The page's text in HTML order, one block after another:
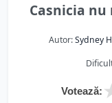
Casnicia
Autor:Sydney
Votează: